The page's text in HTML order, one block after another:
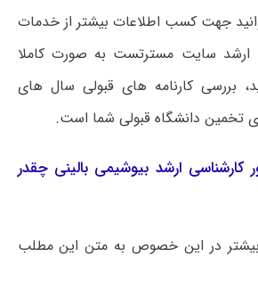
جهت کسب اطلاعات بیشتر از خدمات
ارشد سایت مسترتست به صورت کاملا
بررسی کارنامه های قبولی سال های
تخمین دانشگاه قبولی شما است.
ارشد بیوشیمی بالینی چقدر
در این خصوص به متن این مطلب